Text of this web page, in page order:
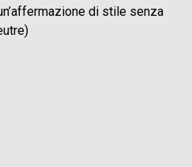
di stile senza